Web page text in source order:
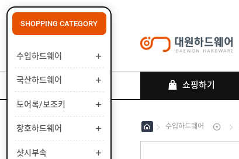
쇼핑하기
SHOPPING CATEGORY
수입하드웨어
국산하드웨어
도어록/보조키
창호하드웨어
샷시부속
수입하드웨어
로그인
회원가입
마이페이지
배송조회
수
입
하
국